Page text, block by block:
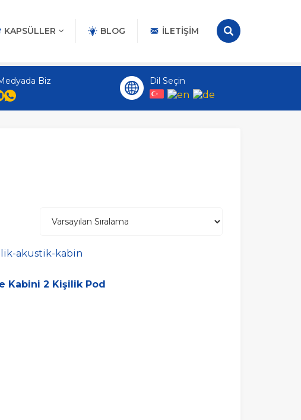
KAPSÜLLER BLOG İLETIŞIM
Biz Dil Seçin
Kabini 2 Kişilik Pod